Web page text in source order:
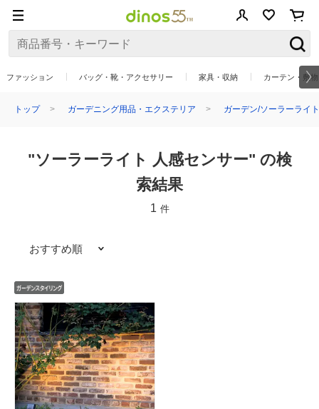
ファッション バッグ・靴・アクセサリー 家具・収納 カーテン・敷
トップ ガーデニング用品・エクステリア ガーデン/ソーラーライ
"ソーラーライト 人感センサー" の検
索結果
1 件
おすすめ順